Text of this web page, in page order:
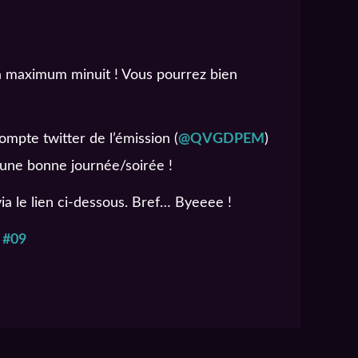
maximum minuit ! Vous pourrez bien
twitter de l’émission (@QVGDPEM )
bonne journée/soirée !
le lien ci-dessous. Bref… Byeeee !
#09